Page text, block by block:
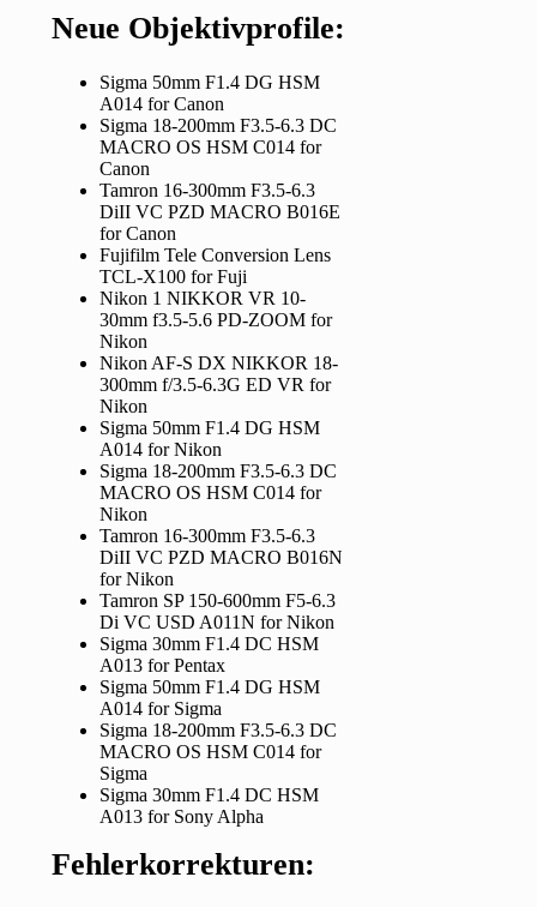
Neue Objektivprofile:
Sigma 50mm F1.4 DG HSM
A014 for Canon
Sigma 18-200mm F3.5-6.3 DC
MACRO OS HSM C014 for
Canon
Tamron 16-300mm F3.5-6.3
DiII VC PZD MACRO B016E
for Canon
Fujifilm Tele Conversion Lens
TCL-X100 for Fuji
Nikon 1 NIKKOR VR 10-
30mm f3.5-5.6 PD-ZOOM for
Nikon
Nikon AF-S DX NIKKOR 18-
300mm f/3.5-6.3G ED VR for
Nikon
Sigma 50mm F1.4 DG HSM
A014 for Nikon
Sigma 18-200mm F3.5-6.3 DC
MACRO OS HSM C014 for
Nikon
Tamron 16-300mm F3.5-6.3
DiII VC PZD MACRO B016N
for Nikon
Tamron SP 150-600mm F5-6.3
Di VC USD A011N for Nikon
Sigma 30mm F1.4 DC HSM
A013 for Pentax
Sigma 50mm F1.4 DG HSM
A014 for Sigma
Sigma 18-200mm F3.5-6.3 DC
MACRO OS HSM C014 for
Sigma
Sigma 30mm F1.4 DC HSM
A013 for Sony Alpha
Fehlerkorrekturen: